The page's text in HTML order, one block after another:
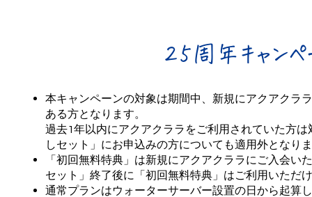
25周年キャン
本キャンペーンの対象は期間中、新規にアクアクラ
ある方となります。
過去1年以内にアクアクララをご利用されていた方
しセット」にお申込みの方についても適用外となり
「初回無料特典」は新規にアクアクララにご入会
セット」終了後に「初回無料特典」はご利用いただ
通常プランはウォーターサーバー設置の日から起算